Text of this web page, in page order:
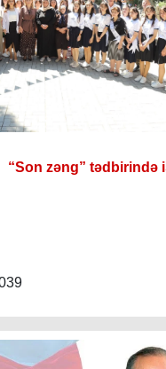
“Son zəng” tədbirində